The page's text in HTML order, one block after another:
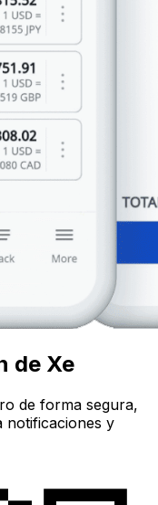
de Xe
de forma segura,
notificaciones y